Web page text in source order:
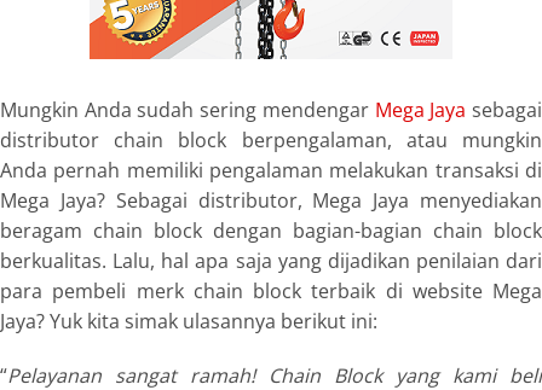
Mungkin Anda sudah sering mendengar Mega Jaya sebagai
distributor chain block berpengalaman, atau mungkin
Anda pernah memiliki pengalaman melakukan transaksi di
Mega Jaya? Sebagai distributor, Mega Jaya menyediakan
beragam chain block dengan bagian-bagian chain block
berkualitas. Lalu, hal apa saja yang dijadikan penilaian dari
para pembeli merk chain block terbaik di website Mega
Jaya? Yuk kita simak ulasannya berikut ini:
“Pelayanan sangat ramah! Chain Block yang kami beli